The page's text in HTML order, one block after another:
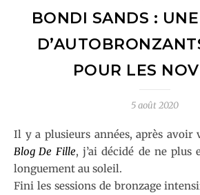
BONDI SANDS :
POUR LES
5 août 2020
Il y a plusieurs années, après
Blog De Fille, j’ai décidé de ne plus
longuement au soleil.
Fini les sessions de bronzage